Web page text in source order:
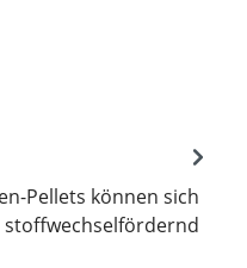
Pellets können sich